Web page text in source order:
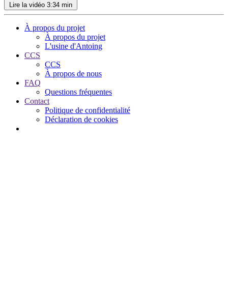
Lire la vidéo 3:34 min
À propos du projet
À propos du projet
L'usine d'Antoing
CCS
CCS
À propos de nous
FAQ
Questions fréquentes
Contact
Politique de confidentialité
Déclaration de cookies